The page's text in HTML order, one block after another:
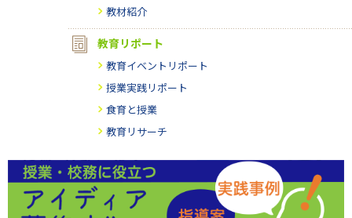
教材紹介
教育リポート
教育イベントリポート
授業実践リポート
食育と授業
教育リサーチ